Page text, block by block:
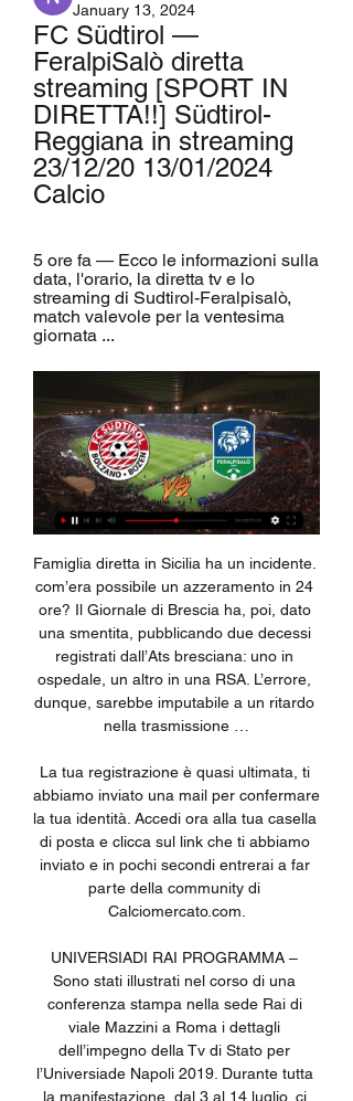
January 13, 2024
FC Südtirol —
FeralpiSalò diretta
streaming [SPORT IN
DIRETTA!!] Südtirol-
Reggiana in streaming
23/12/20 13/01/2024
Calcio
5 ore fa — Ecco le informazioni sulla
data, l'orario, la diretta tv e lo
streaming di Sudtirol-Feralpisalò,
match valevole per la ventesima
giornata ...
Famiglia diretta in Sicilia ha un incidente. com’era possibile un azzeramento in 24 ore? Il Giornale di Brescia ha, poi, dato una smentita, pubblicando due decessi registrati dall’Ats bresciana: uno in ospedale, un altro in una RSA. L’errore, dunque, sarebbe imputabile a un ritardo nella trasmissione …

La tua registrazione è quasi ultimata, ti abbiamo inviato una mail per confermare la tua identità. Accedi ora alla tua casella di posta e clicca sul link che ti abbiamo inviato e in pochi secondi entrerai a far parte della community di Calciomercato.com.

UNIVERSIADI RAI PROGRAMMA – Sono stati illustrati nel corso di una conferenza stampa nella sede Rai di viale Mazzini a Roma i dettagli dell’impegno della Tv di Stato per l’Universiade Napoli 2019. Durante tutta la manifestazione, dal 3 al 14 luglio, ci saranno 60 ore di trasmissione: 5 ore al giorno con spazi su Rai2 – che trasmetterà anche la diretta della Cerimonia d’apertura la.

ROMA – Inter-Getafe e Siviglia-Roma agli ottavi di finale di Europa League. L’andata si giocherà il 12 marzo (Inter in casa e Roma fuori), mentre il ritorno è previsto una settimana dopo, il.

SVEZIA DIVISION 2 SVEDESE classifica e risultati. CLASSIFICA SVEZIA - DIVISION 2 SVEDESE. NORRA GOTALAND - DIVISION 2 SVEDESE: pos. squadra: punti: gioc. vinte: nulle: perse

14 Gennaio 2018 - Ore 8.00 Diretta della trasmissione de La7 “Omnibus” dall'Università Niccolò Cusano con il nostro Magnifico Rettore Fabio Fortuna, il Direttore di Radio Cusano Campus Gianluca Fabi e con la partecipazione dei nostri studenti.

Ragazzi, vorrei segnalarvi che “Ascolta in streaming” non mi funziona da un po’ di mesi, non so se sia solo un mio problema. Comunque guardarvi è meglio ed è sempre un grande piacere, vi seguo da quando avevo circa 10 anni, praticamente da quando è nata Radio Company.

Classifica Serie B di Calcio FC Südtirol, 20, 19, 5, 5, 9, 26, 28. 16, Lecco, 20, 20, 5, 5, 10, 23, 34 FeralpiSalò, 14, 19, 3, 5, 11, 17, 35. Calendario Live Marcatori. Promossa ...

La partita Royal Eagles - Jomo Cosmos FC (Calcio - National First Division) del 15/04/2018 06:00 è terminata. Il risultato Royal Eagles - Jomo Cosmos FC è il seguente: 0-0 ( 0-0 ) Adesso che la partita di Calcio (National First Division) è finita e che il risultato è noto, puoi ritrovare i momenti forti e le statistiche chiave su questa.

Sudtirol-FeralpiSalò, dove vederla in live streaming gratis, 23 ore fa — Sudtirol-FeralpiSalò, dove vederla in live streaming gratis, tv, cronaca: si gioca il campionato di Serie B italiano.

Streaming Ternana-FeralpiSalò in diretta tv 09/12/2023 8 dic 2023 — [SPORT<] Streaming Lecco-AC FeralpiSalò in diretta tv 26.09.2023 Benvenuti sul sito ufficiale FC Südtirol – Alto Adige.

FINLANDIA (g.t.) – Il Vammalan Lentopallo, dopo essere stato in svantaggio 3-2 nella serie, completa la rimonta e si aggiudica lo scudetto vincendo in trasferata la decisiva gara 7. Finale: Gara 7 (28 aprile) Hurrikaani Loimaa – Vammalan Lentopallo 2-3 (21-25, 22-25, 25-20, 25-23, 10-15) Serie: 3-4 Top Scorer: Petrusevics 23, Jimmy Hernandez 20, Moilanen …

data, orario e diretta streaming Serie B 2023/2024 5 ore fa — Ecco le informazioni sulla data, l'orario, la diretta tv e lo streaming di Sudtirol-Feralpisalò, match valevole per la ventesima giornata ...

Hellas Verona: notizie di calciomercato, risultati, pronostici e statistiche sull’Hellas Verona Hesgoal Roma Hellas Verona streaming: DIRETTA LIVE – come vederla Giovanni Sorbello

FC Südtirol SERIE B · Gli Opta Facts in vista di FCS-Feralpisalò ; PRIMA SQUADRA. Bollettino medico aggiornato ; BIGLIETTI. Prevendita per la gara interna con la Feralpisalò.

bega alessandro bellucci mattia berrettini jacopo berrettini matteo biagianti martina bilardo jacopo. gaio federico gandolfi gianmarco gatto giorgio gatto monticone giulia giannessi alessandro gigante matteo giorgi camila giovine claudia giustino lorenzo gramaticopolo biagio guerrieri andrea

Ayacucho FC - Deportivo Llacuabamba | Liga 1 - 23/08/2020. Quote di chiusura dei bookmaker, tabellino con il risultato finale, statistiche, precedenti e prossime partite. Per offrirti il miglior servizio possibile questo sito utilizza cookie propri e di terze parti.

FC Südtirol - Feralpisalò Live - Serie B: Football Scores & Keep up with what's happening in the Premier League, Champions League and other competitions. Make TNT Sports your go-to source for sports online from football ...

Il Getafe ritiene di essere pronto a prendersi le conseguenze di una scelta che la Uefa non ha ancora effettuato e al momento sono in corso riunioni e colloqui tra i vertici del calcio europeo e le due società, con i giocatori dell’Inter in campo ad allenarsi.

Sudtirol vs Feralpisalò Calcio diretta online 13/01/2024 13:00 5 ore fa — Guarda la trasmissione in diretta online della partita Sudtirol vs Feralpisalò Calcio 13 gennaio 2024 13:00 gratis su Scores24.live!

-Poco prima Spal-Roma del 16 marzo 2019 vengono intercettati alcuni mezzi di tifosi giallorossi il cui vaglio non convince le forze dell’ordine. La polizia procede al sequestro di alcuni oggetti contundenti e susseguente fermo delle persone a bordo, così, in segno di protesta, il settore ospiti toglie tutte le pezze.

Il ritorno degli ottavi di finale di Champions League Valencia-Atalanta e l’andata degli ottavi di finale di Europa League Getafe-Inter si giocheranno a porte chiuse.Le autorità sanitarie spagnole starebbero spingendo la Federcalcio spagnola a chiudere le porte degli stadi per le partite che vedono coinvolte squadre provenienti da zone a forte rischio contagio per il coronavirus.

ao vivo Brusque x Joinville Ao Vivo - Campeonato Catarinense 2020 Brusque x Joinville Ao Vivo - Campeonato Catarinense 2020 Brusque x Joinville Ao Viv

Partite in diretta in TV, partite di oggi, risultati delle partite in Italia, Europa e nel mondo,. Brescia. TRASMISSIONI TV. PARTITA EVENTI. 14' FARAONI DAVIDE. …

Streaming: Südtirol FeralpiSalò diretta tv Calendario Serie 12 ore fa — Streaming: Südtirol FeralpiSalò diretta tv Calendario Serie B: orari partite 12-14 gennaio 13 gennaio 2024 5 ore fa — La partita verrà ...

L'Inter trova il Getafe e giovedi' 12 marzo giochera' la gara d'andata in casa a San Siro. Ritorno il 19 in Spagna. La Roma, invece, sfidera' il Siviglia dell'ex ds giallorosso Monchi. Andata al Sanchez Pizjuan il 12 marzo, ritorno la settimana successiva all'Olimpico.. Streaming DMG NUOTO CATANIA.

Dove vedere FERALPISALÒ-Südtirol? Streaming Gratis Dove FC Barcelona Streaming Online · FC Bayern München Streaming Online · Fenerbahçe ...

[GUARDA IN DIRETTA=] Diretta Südtirol FeralpiSalò 5 ore fa — FeralpiSalò (13:00 GMT, 13.01.2024) - Sport Live Streaming Calcio. Italia. Serie B. Guardare Live Streaming della partita Sudtirol — FeralpiSalò ...

Kati Granroth è su Facebook. Iscriviti a Facebook per connetterti con Kati Granroth e altre persone che potresti conoscere. Grazie a Facebook puoi mantenere i contatti col mondo e avere una visione...

Trova le ultime quote su Eskilsminne IF - Lunds BK Calcio con SmartBets. Raggiungi SmartBets e personalizza il tuo account per ottenere il massimo.

Sudtirol vs Feralpi Salo Live Score and Live Stream Sudtirol vs Feralpi Salo Live Score and Live Stream. Sudtirol. Feralpi Salo Sudtirol (also known as FC Sudtirol or Südtirol) and Feralpi Salo (commonly ...

Rosa Getafe CF. Sorteggi Europa League, agli ottavi Getafe per l'Inter e Siviglia per la Roma . Rapporto Liga Barcellona, scende il tetto salariale: a gennaio meno 15 milioni di euro . Archivio news. Classifica La Liga 19/20 # Società.

Getafe-Inter e Valencia-Atalanta a porte chiuse Per il ministro della salute sono a rischio coronavirus. 03 marzo 2020. La notizia era nell'aria da tempo ma ore l'indicazione è netta.

Fiorentina-Brescia, match della 26a giornata di Serie A 2019-2020, si giocherà questa sera dalle 19:30. Sarà possibile seguire l’incontro in diretta tv su Sky Sport HD (canale 253) e in diretta streaming …

Cronaca - ANSA.it: Ultime notizie, foto, video e approfondimenti. "Opportuno valutare caso per caso l'eventuale rinvio della terapia, in base al rapporto tra i rischi dell'accesso in ospedale e i.

Pronostico Portimonense - FC Gil Vicente Mercoledì 3 Giugno 2020, consigli e pronostici per le scommesse su Portimonense - FC Gil Vicente in liga sagres

ATALANTA-BRESCIA 6-2 - GOL E HIGHLIGHTS - GIORNATA 33 - SERIE A TIM 2019/20: 14 luglio 2020 - domina il derby l'Atalanta di Gasperini, ora alla decima vittoria nelle ultime undici giornate e a quota 93 gol complessivi in campionato.

La Voce del Tabaccaio è l’organo di informazione ufficiale della Federazione Italiana Tabaccai. La rivista, realizzata interamente a colori, ha una foliazione media di 112 pagine a numero ed una tiratura settimanale di circa 48.000 copie, inviate solo ed esclusivamente agli associati della Federazione ed agli operatori del settore tabaccheria.

Arriva una bomba dalla Spagna: il Governo Spagnolo ha deciso di vietare le porte aperte per le gare di calcio delle squadre spagnole in Europa.Tutto questo per prevenire la diffusione del Coronavirus nella penisola iberica.Valencia-Atalanta del 10 marzo e Getafe-Inter del 19 marzo quindi si giocheranno senza pubblico e potrebbe essere un notevole vantaggio per le compagini italiane.

Pronostico e statistiche dell'incontro di calcio Jocoro - Santa Tecla di El Salvador Primera Division - Clausura del 17/04/2019. Disponibili anche tutti i pronostici della giornata del campionato El Salvador Primera Division - Clausura

Ma la linea societaria (in questo momento) appare chiara: fiducia si, ma condizionata. Il Verona infatti si aspetta una reazione già contro l’Atalanta, in casa. Quasi una sorta di ultimatum. Mandorlini sotto la lente d’ingrandimento, l’Hellas preoccupato e rammaricato ci pensa. In …

Südtirol - Feralpisalò: diretta live Serie B Calcio 13/01/2024 Segui la diretta live di Südtirol - Feralpisalò con aggiornamenti in tempo reale. Vivi l'emozione della Ser